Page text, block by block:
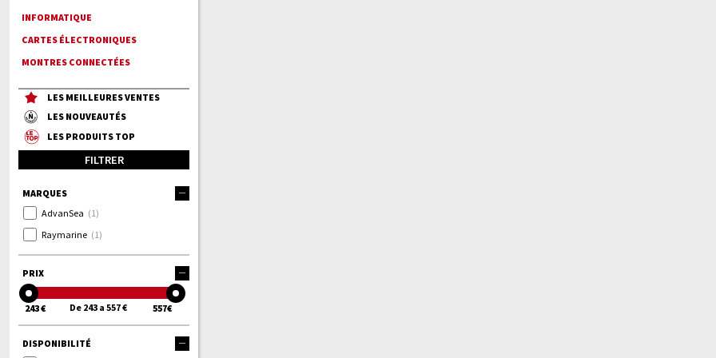
INFORMATIQUE
CARTES ÉLECTRONIQUES
MONTRES CONNECTÉES
LES MEILLEURES VENTES
LES NOUVEAUTÉS
LES PRODUITS TOP
FILTRER
MARQUES
AdvanSea (1)
Raymarine (1)
PRIX
243 € 557€
De 243 a 557 €
DISPONIBILITÉ